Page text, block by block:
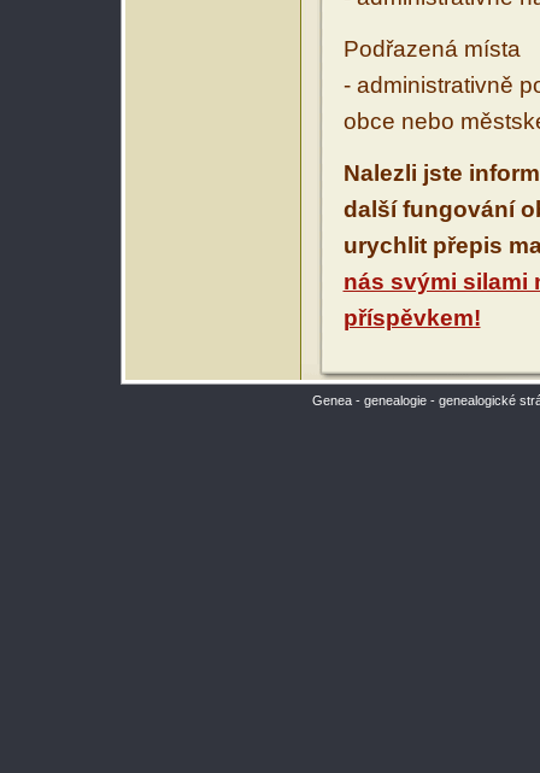
Podřazená místa
- administrativně
obce nebo
Nalezli jste
další fungování
urychlit přepis
nás svými silami
příspěvkem!
Genea - genealogie - genealogické